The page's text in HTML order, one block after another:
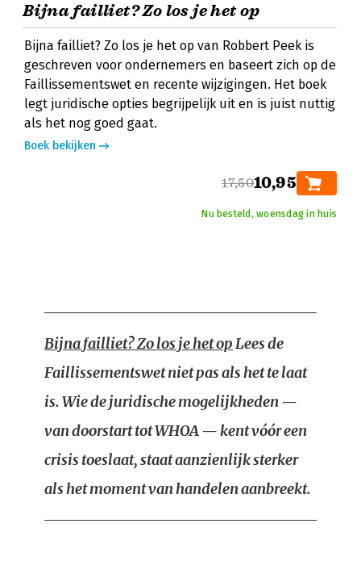
Bijna failliet? Zo los je het op
Bijna failliet? Zo los je het op van Robbert Peek is
geschreven voor ondernemers en baseert zich op de
Faillissementswet en recente wijzigingen. Het boek
legt juridische opties begrijpelijk uit en is juist nuttig
als het nog goed gaat.
Boek bekijken
17,5010,95
Nu besteld, woensdag in huis
Bijna failliet? Zo los je het opLees de
Faillissementswet niet pas als het te laat
is. Wie de juridische mogelijkheden —
van doorstart tot WHOA — kent vóór een
crisis toeslaat, staat aanzienlijk sterker
als het moment van handelen aanbreekt.